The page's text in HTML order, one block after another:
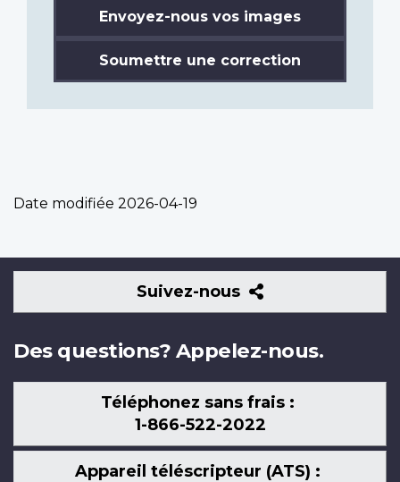
Envoyez-nous vos images
Soumettre une correction
Date modifiée 2026-04-19
Suivez-nous
Suivez-
nous
Des questions? Appelez-nous.
Téléphonez sans frais :
1-866-522-2022
Appareil téléscripteur (ATS) :